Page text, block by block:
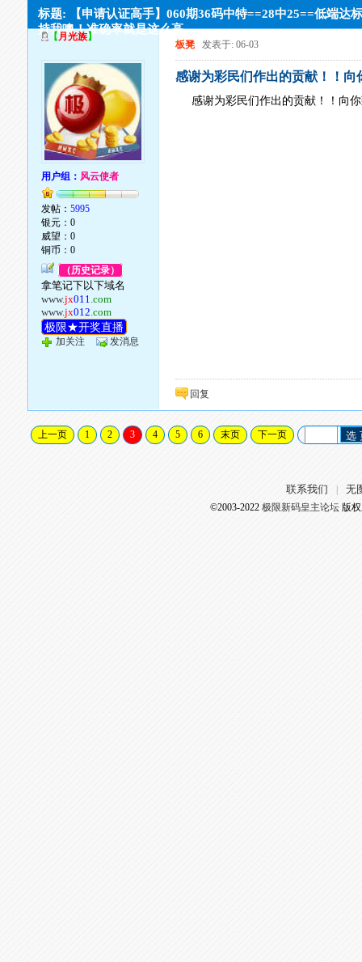
标题: 【申请认证高手】060期36码中特==28中25==低端达
持我噢！准确率就是这么高
【月光族】
用户组： 风云使者
发帖：5995
银元：0
威望：0
铜币：0
（历史记录）
拿笔记下以下域名
www.jx011.com
www.jx012.com
极限★开奖直播
加关注 发消息
板凳 发表于: 06-03
感谢为彩民们作出的贡献！！向
感谢为彩民们作出的贡献！！向
回复
上一页 1 2 3 4 5 6 末页 下一页 选
联系我们 无
©2003-2022 极限新码皇主论坛版权